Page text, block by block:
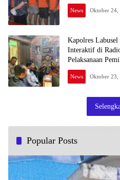
News Oktober 24,
Kapolres
Interaktif di
Pelaksanaan
News Oktober 23,
Popular Posts